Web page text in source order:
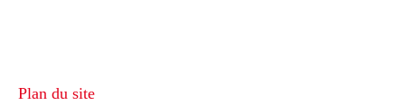
Plan du site